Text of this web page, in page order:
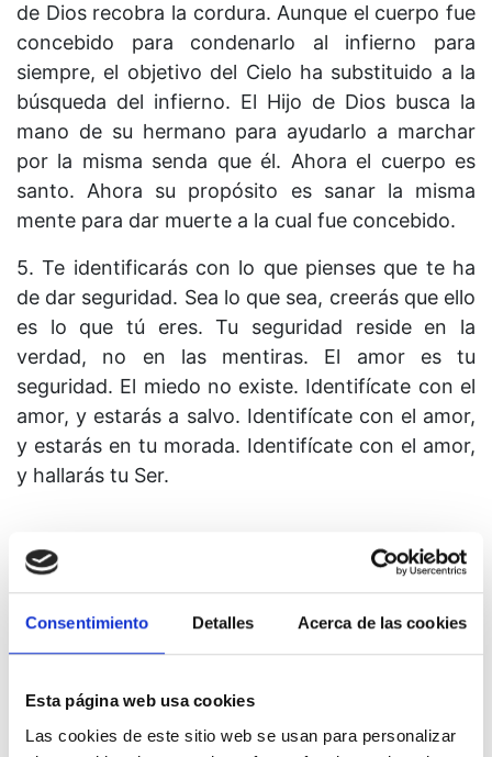
Consentimiento Detalles Acerca de las cookies
Esta página web usa cookies
Las cookies de este sitio web se usan para personalizar
de Dios recobra la cordura. Aunque el cuerpo fue
concebido para condenarlo al infierno para
siempre, el objetivo del Cielo ha substituido a la
búsqueda del infierno. El Hijo de Dios busca la
mano de su hermano para ayudarlo a marchar
por la misma senda que él. Ahora el cuerpo es
santo. Ahora su propósito es sanar la misma
mente para dar muerte a la cual fue concebido.
5. Te identificarás con lo que pienses que te ha
de dar seguridad. Sea lo que sea, creerás que ello
es lo que tú eres. Tu seguridad reside en la
verdad, no en las mentiras. El amor es tu
seguridad. El miedo no existe. Identifícate con el
amor, y estarás a salvo. Identifícate con el amor,
y estarás en tu morada. Identifícate con el amor,
y hallarás tu Ser.
Lección 268
son.